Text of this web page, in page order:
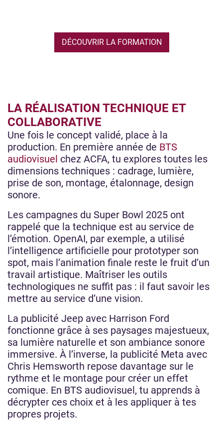
DÉCOUVRIR LA FORMATION
LA RÉALISATION TECHNIQUE ET
COLLABORATIVE
Une fois le concept validé, place à la
production. En première année de BTS
audiovisuel chez ACFA, tu explores toutes les
dimensions techniques : cadrage, lumière,
prise de son, montage, étalonnage, design
sonore.
Les campagnes du Super Bowl 2025 ont
rappelé que la technique est au service de
l’émotion. OpenAI, par exemple, a utilisé
l’intelligence artificielle pour prototyper son
spot, mais l’animation finale reste le fruit d’un
travail artistique. Maîtriser les outils
technologiques ne suffit pas : il faut savoir les
mettre au service d’une vision.
La publicité Jeep avec Harrison Ford
fonctionne grâce à ses paysages majestueux,
sa lumière naturelle et son ambiance sonore
immersive. À l’inverse, la publicité Meta avec
Chris Hemsworth repose davantage sur le
rythme et le montage pour créer un effet
comique. En BTS audiovisuel, tu apprends à
décrypter ces choix et à les appliquer à tes
propres projets.